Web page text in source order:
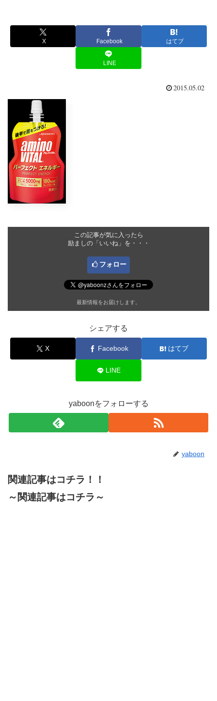
X Facebook はてブ
LINE
2015.05.02
この記事が気に入ったら
励ましの「いいね」を・・・
フォロー
最新情報をお届けします。
シェアする
X Facebook はてブ
LINE
yaboonをフォローする
yaboon
関連記事はコチラ！！
～関連記事はコチラ～